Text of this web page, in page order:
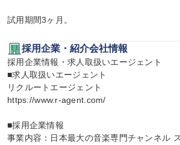
試用期間3ヶ月。
採用企業・紹介会社情報
採用企業情報・求人取扱いエージェント
■求人取扱いエージェント
リクルートエージェント
https://www.r-agent.com/
■採用企業情報
事業内容：日本最大の音楽専門チャンネル